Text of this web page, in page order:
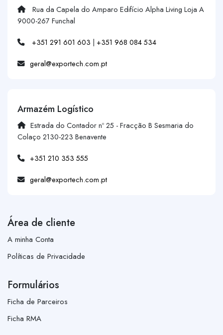
Rua da Capela do Amparo Edifício Alpha Living Loja A
9000-267 Funchal
+351 291 601 603 | +351 968 084 534
geral@exportech.com.pt
Armazém Logístico
Estrada do Contador nº 25 - Fracção B Sesmaria do
Colaço 2130-223 Benavente
+351 210 353 555
geral@exportech.com.pt
Área de cliente
A minha Conta
Políticas de Privacidade
Formulários
Ficha de Parceiros
Ficha RMA